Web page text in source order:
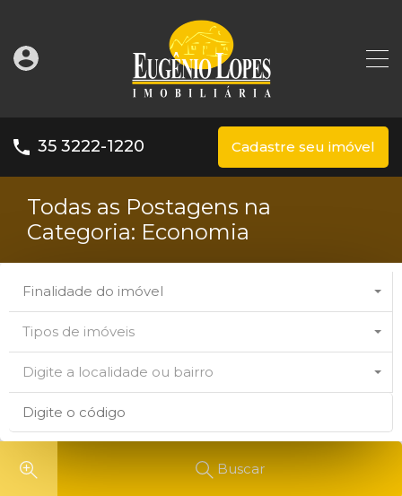
35 3222-1220 Cadastre seu imóvel
Todas as Postagens na
Categoria: Economia
Finalidade do imóvel
Tipos de imóveis
Digite a localidade ou bairro
Buscar